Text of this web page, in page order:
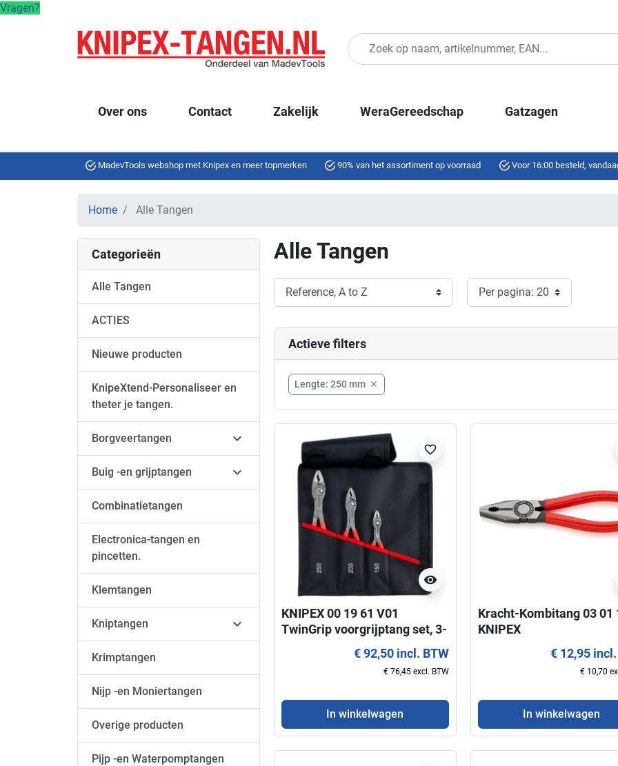
Vragen?
Over ons Contact Zakelijk WeraGereedschap Gatzagen
MadevTools webshop met Knipex en meer topmerken 90% van het assortiment op voorraad Voor 16:00 besteld,
Home Alle Tangen
Categorieën
Alle Tangen
ACTIES
Nieuwe producten
KnipeXtend-Personaliseer en
theter je tangen.
Borgveertangen 
Buig -en grijptangen 
Combinatietangen
Electronica-tangen en
pincetten.
Klemtangen
Kniptangen 
Krimptangen
Nijp -en Moniertangen
Overige producten
Pijp -en Waterpomptangen
Alle Tangen
Actieve filters
Lengte: 250 mm 
visibility
favorite_border
KNIPEX 00 19 61 V01
TwinGrip voorgrijptang set, 3-
€ 92,50 incl. BTW
€ 76,45 excl. BTW
In winkelwagen
Kracht-Kombitang 03 01
KNIPEX
€ 12,95
€ 10,70
In winkelwagen